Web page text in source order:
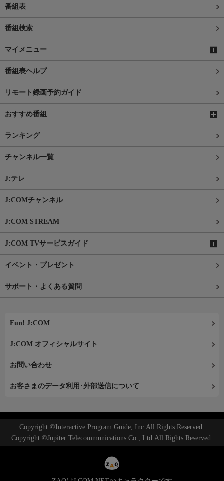
番組表
番組検索
マイメニュー
番組表ヘルプ
リモート録画予約ガイド
おすすめ番組
ランキング
チャンネル一覧
J:テレ
J:COMチャンネル
J:COM STREAM
J:COM TVサービスガイド
イベント・プレゼント
サポート・よくある質問
Fun! J:COM
J:COM オフィシャルサイト
お問い合わせ
お客さまのデータ利用･外部送信について
Copyright ©Interactive Program Guide, Inc.All Rights Reserved.
Copyright ©Jupiter Telecommunications Co., Ltd.All Rights Reserved.